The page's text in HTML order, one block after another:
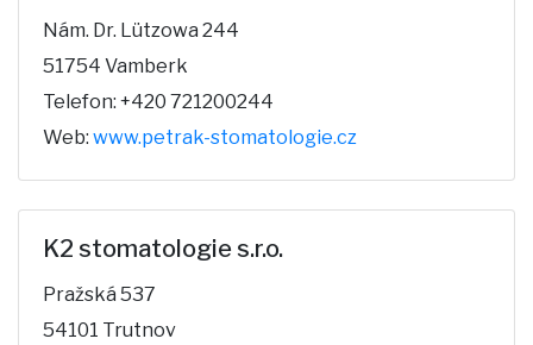
Nám. Dr. Lützowa 244
51754 Vamberk
Telefon: +420 721200244
Web: www.petrak-stomatologie.cz
K2 stomatologie s.r.o.
Pražská 537
54101 Trutnov